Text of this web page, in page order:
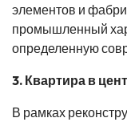
элементов и
промышленный
определенную
3. Квартира в
В рамках